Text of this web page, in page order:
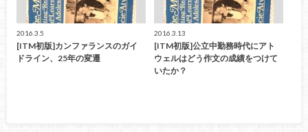
2016.3.5
[ITM初版]カンファランスのガイ
ドライン、25年の変遷
2016.3.13
[ITM初版]公立中勤務時代にアト
ウェルはどう作文の成績をつけて
いたか？